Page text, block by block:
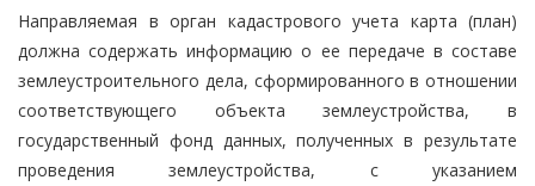
Направляемая в орган кадастрового учета карта (план)
должна содержать информацию о ее передаче в составе
землеустроительного дела, сформированного в отношении
соответствующего объекта землеустройства, в
государственный фонд данных, полученных в результате
проведения землеустройства, с указанием